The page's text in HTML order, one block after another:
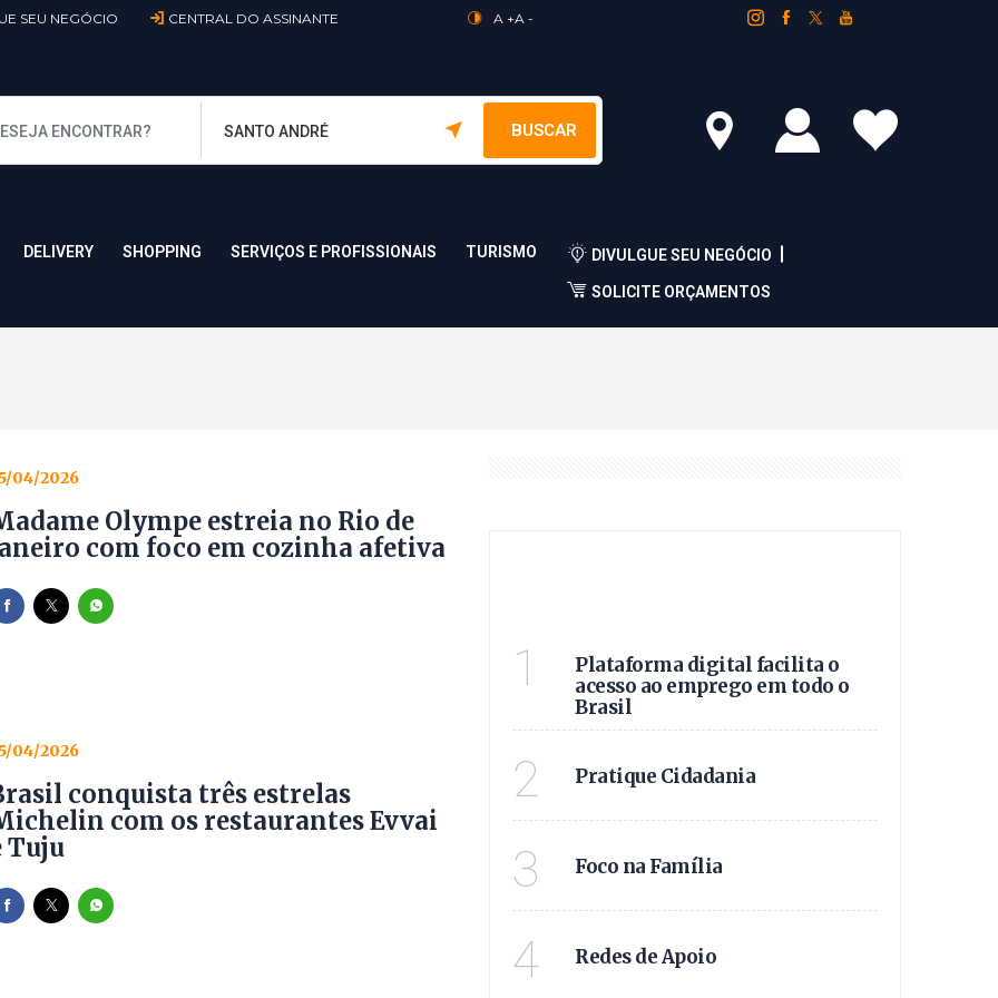
SEU NEGÓCIO CENTRAL DO ASSINANTE A +A -
DELIVERY SHOPPING SERVIÇOS E PROFISSIONAIS TURISMO DIVULGUE SEU NEGÓCIO
SOLICITE ORÇAMENTOS
04/2026
Olympe estreia no Rio de
com foco em cozinha afetiva
04/2026
conquista três estrelas
com os restaurantes Evvai
Tuju
1
Plataforma digital facilita o
acesso ao emprego em todo o
Brasil
2 Pratique Cidadania
3 Foco na Família
4 Redes de Apoio